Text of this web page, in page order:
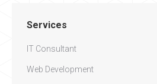
Services
IT Consultant
Web Development